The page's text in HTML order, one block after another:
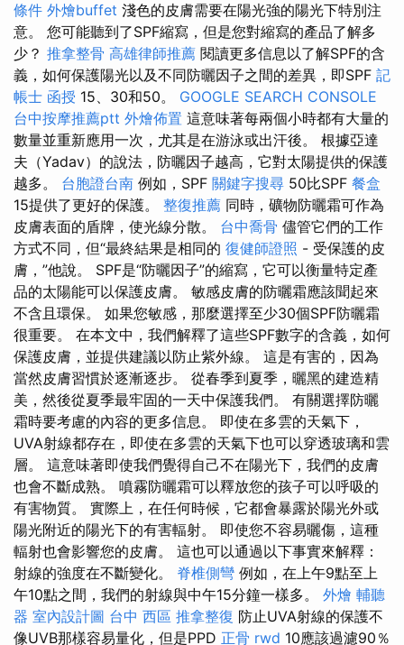
條件 外燴buffet 淺色的皮膚需要在陽光強的陽光下特別注
意。 您可能聽到了SPF縮寫，但是您對縮寫的產品了解多
少？ 推拿整骨 高雄律師推薦 閱讀更多信息以了解SPF的含
義，如何保護陽光以及不同防曬因子之間的差異，即SPF 記
帳士 函授 15、30和50。 GOOGLE SEARCH CONSOLE
台中按摩推薦ptt 外燴佈置 這意味著每兩個小時都有大量的
數量並重新應用一次，尤其是在游泳或出汗後。 根據亞達
夫（Yadav）的說法，防曬因子越高，它對太陽提供的保護
越多。 台胞證台南 例如，SPF 關鍵字搜尋 50比SPF 餐盒
15提供了更好的保護。 整復推薦 同時，礦物防曬霜可作為
皮膚表面的盾牌，使光線分散。 台中喬骨 儘管它們的工作
方式不同，但“最終結果是相同的 復健師證照 - 受保護的皮
膚，”他說。 SPF是“防曬因子”的縮寫，它可以衡量特定產
品的太陽能可以保護皮膚。 敏感皮膚的防曬霜應該聞起來
不含且環保。 如果您敏感，那麼選擇至少30個SPF防曬霜
很重要。 在本文中，我們解釋了這些SPF數字的含義，如何
保護皮膚，並提供建議以防止紫外線。 這是有害的，因為
當然皮膚習慣於逐漸逐步。 從春季到夏季，曬黑的建造精
美，然後從夏季最牢固的一天中保護我們。 有關選擇防曬
霜時要考慮的內容的更多信息。 即使在多雲的天氣下，
UVA射線都存在，即使在多雲的天氣下也可以穿透玻璃和雲
層。 這意味著即使我們覺得自己不在陽光下，我們的皮膚
也會不斷成熟。 噴霧防曬霜可以釋放您的孩子可以呼吸的
有害物質。 實際上，在任何時候，它都會暴露於陽光外或
陽光附近的陽光下的有害輻射。 即使您不容易曬傷，這種
輻射也會影響您的皮膚。 這也可以通過以下事實來解釋：
射線的強度在不斷變化。 脊椎側彎 例如，在上午9點至上
午10點之間，我們的射線與中午15分鐘一樣多。 外燴 輔聽
器 室內設計圖 台中 西區 推拿整復 防止UVA射線的保護不
像UVB那樣容易量化，但是PPD 正骨 rwd 10應該過濾90％